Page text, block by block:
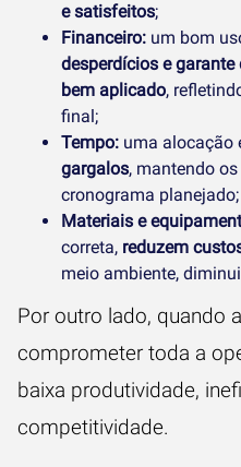
e satisfeitos;
Financeiro: um bom
desperdícios e
bem aplicado,
final;
Tempo: uma alocação
gargalos, mantendo
cronograma planejado;
Materiais e
correta, reduzem
meio ambiente,
Por outro lado, quando
comprometer toda a
baixa produtividade,
competitividade.